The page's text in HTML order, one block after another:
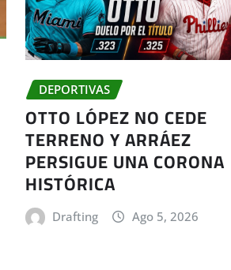
DEPORTIVAS
OTTO LÓPEZ NO CEDE
TERRENO Y ARRÁEZ
PERSIGUE UNA CORONA
HISTÓRICA
Drafting Ago 5, 2026